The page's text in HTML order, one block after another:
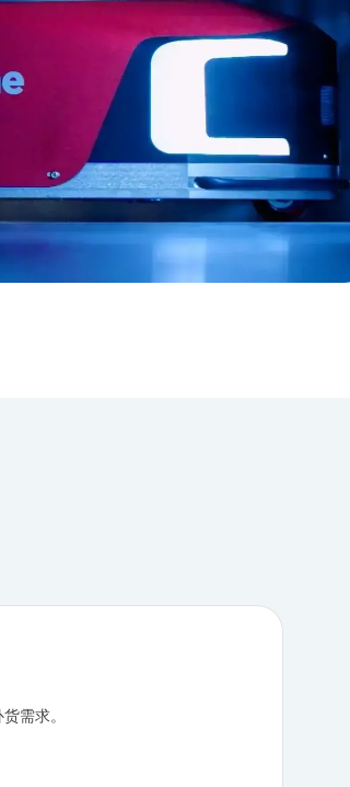
需求。